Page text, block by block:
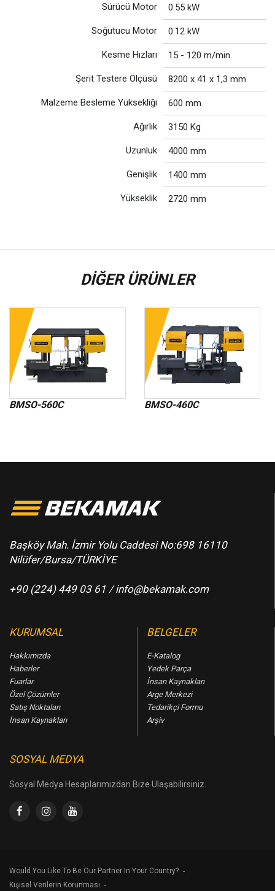
Sürücü Motor 0.55 kW
Soğutucu Motor 0.12 kW
Kesme Hızları 15 - 120 m/min.
Şerit Testere Ölçüsü 8200 x 41 x 1,3 mm
Malzeme Besleme Yüksekliği 600 mm
Ağırlık 3150 Kg
Uzunluk 4000 mm
Genişlik 1400 mm
Yükseklik 2720 mm
DIĞER ÜRÜNLER
BMSO-560C BMSO-460C
Başköy Mah. İzmir Yolu Caddesi No:698 16110
Nilüfer/Bursa/TÜRKİYE
+90 (224) 449 03 61 /info@bekamak.com
KURUMSAL
Hakkımızda
Haberler
Fuarlar
Özel Çözümler
Satış Noktaları
İnsan Kaynakları
BELGELER
E-Katalog
Yedek Parça
İnsan Kaynakları
Arge Merkezi
Tedarikçi Formu
Arşiv
SOSYAL MEDYA
Sosyal Medya Hesaplarımızdan Bize Ulaşabilirsiniz.
Would You Lıke To Be Our Partner In Your Country?
Kişisel Verilerin Korunması